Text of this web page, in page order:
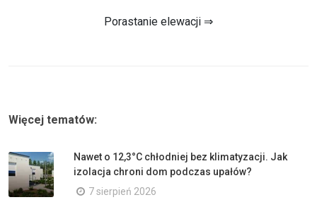
Porastanie elewacji ⇒
Więcej tematów:
Nawet o 12,3°C chłodniej bez klimatyzacji. Jak
izolacja chroni dom podczas upałów?
7 sierpień 2026